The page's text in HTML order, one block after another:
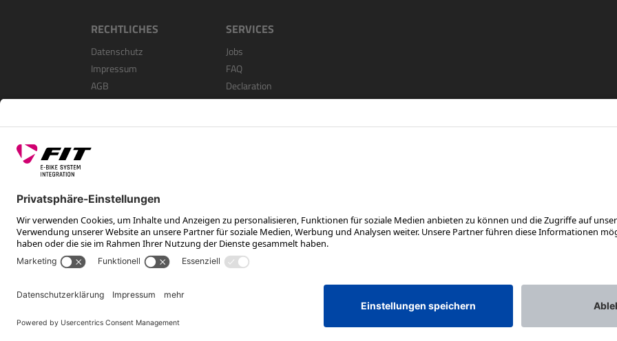
RECHTLICHES
Datenschutz
Impressum
AGB
SERVICES
Jobs
FAQ
Declaration
Open Source Software
FOLGE UNS AUF
*Unverbindliche Preisempfehlung inkl. MwSt. zzgl. Versandkosten und VEG
Rotax Bike Technology AG © 2025